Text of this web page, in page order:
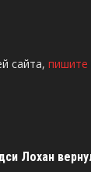
сайта, пишите
Лохан